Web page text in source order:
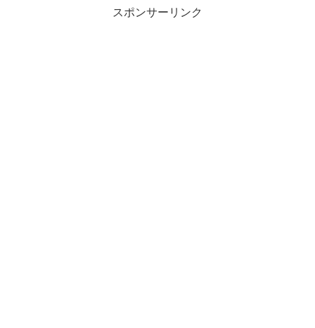
スポンサーリンク